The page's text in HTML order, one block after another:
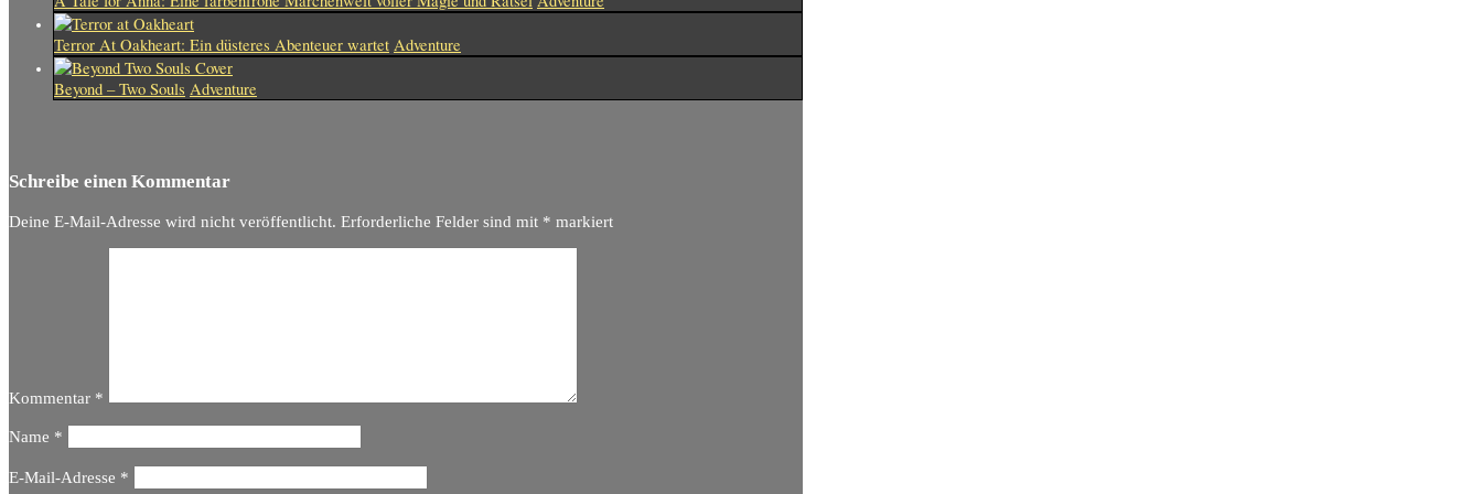
Terror At Oakheart: Ein düsteres Abenteuer wartet Adventure
Beyond – Two Souls Adventure
Schreibe einen Kommentar
Deine E-Mail-Adresse wird nicht veröffentlicht. Erforderliche Felder sind mit * markiert
Kommentar *
Name *
E-Mail-Adresse *